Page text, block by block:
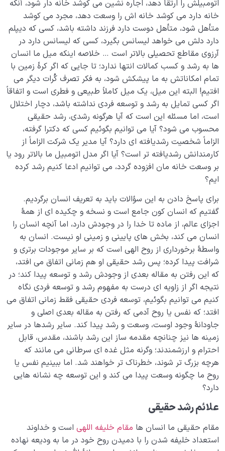
اتومبیلش را ارتقا دهد، اجاره نشین می کوشد خانه دار شود، آنکه
خانه دارد می کوشد خانه اش را وسعت دهد، مجرد می کوشد
متأهل شود، متأهل دوست دارد فرزند داشته باشد، کسی که دیپلم
دارد دلش می خواهد لیسانس بگیرد، کسی که لیسانس دارد در
آرزوی مقاطع تحصیلی بالاتر است … خلاصه اینکه میل ما انسان
ها به رشد و کسب کمالات انتها ندارد؛ تا جایی که اگر کرۀ زمین با
تمام امکاناتش به ما پیشکش شود، به فکر تصرف کُرات دیگر می
افتیم! البته این میل، یک میل کاملاً طبیعی و فطری است و اتفاقاً
اگر کسی تمایل به رشد و توسعه فردی نداشته باشد، دچار اختلال
است، اما مسئله این است که آیا هرگونه رشدی، رشد حقیقی
محسوب می شود؟ آیا می توانیم بگوئیم کسی که دکترا گرفته،
الزاماً شخصیت رشدیافته ای دارد؟ آیا مدیر یک شرکت الزاماً از
کارمندانش رشدیافته تر است؟ آیا اگر مدل اتومبیل ما بالاتر رود یا
بر وسعت خانه مان افزوده گردد، می توانیم ادعا کنیم رشد کرده
ایم؟
برای پاسخ دادن به این سؤالات باید به تعریف انسان برگردیم.
گفتیم که انسان کون جامع است و نسخه و چکیده ای از همۀ
اجزای عالم، از ماده تا خدا را در وجودش دارد، اما آنچه انسان را
انسان می کند، بخش های پایینی و زمینی او نیست. انسان به
واسطۀ برخورداری از روح الهی است که بر سایر موجودات برتری و
شرافت پیدا کرده؛ پس رشد حقیقی او هم زمانی اتفاق می افتد،
که این رفتن به مقاله بعدی از وجودش رشد و توسعه پیدا کند؛ در
نتیجه اگر از زاویه ای درست به مفهوم رشد و توسعه فردی نگاه
کنیم می توانیم بگوئیم، توسعه فردی حقیقی فقط زمانی اتفاق می
افتد؛ که نفس یا روح آدمی که رفتن به مقاله بعدی اصلی و
جاودانۀ وجود اوست، وسعت و رشد پیدا کند. سایر رشدها در سایر
زمینه ها نیز چنانچه مقدمه ساز این رشد باشند، مقدس، قابل
احترام و ارزشمندند؛ وگرنه مثل غده ای سرطانی می مانند که
هرچه بزرگ تر شوند، خطرناک تر خواهند شد. اما ببینیم نفس یا
روح ما چگونه وسعت پیدا می کند و این توسعه چه نشانه هایی
دارد؟
علائم‌ رشد حقیقی
مقام حقیقی ما انسان ها مقام خلیفه اللهی است و خداوند
استعداد خلیفه شدن را با دمیدن روح خود در ما به ودیعه نهاده